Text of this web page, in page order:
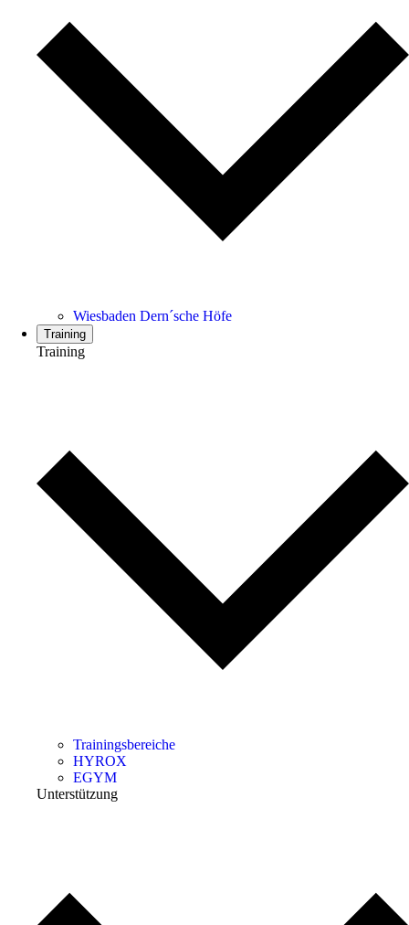
Wiesbaden Dern´sche Höfe
Training
Training
Trainingsbereiche
HYROX
EGYM
Unterstützung